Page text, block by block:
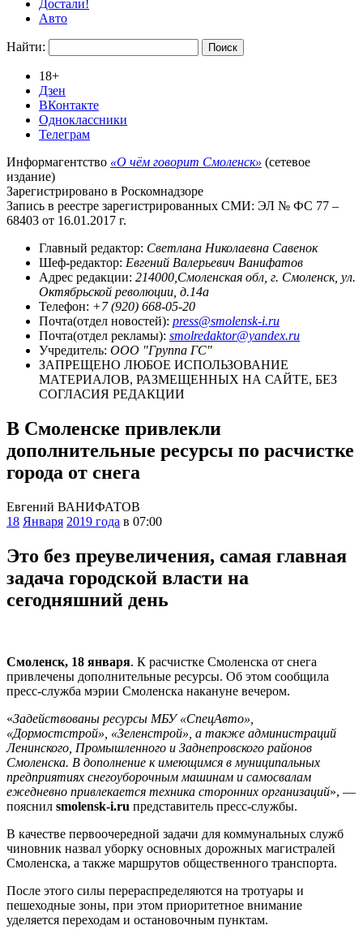
Достали!
Авто
Найти:
18+
Дзен
ВКонтакте
Одноклассники
Телеграм
Информагентство «О чём говорит Смоленск» (сетевое
издание)
Зарегистрировано в Роскомнадзоре
Запись в реестре зарегистрированных СМИ: ЭЛ № ФС 77 –
68403 от 16.01.2017 г.
Главный редактор: Светлана Николаевна Савенок
Шеф-редактор: Евгений Валерьевич Ванифатов
Адрес редакции: 214000,Смоленская обл, г. Смоленск, ул.
Октябрьской революции, д.14а
Телефон: +7 (920) 668-05-20
Почта(отдел новостей): press@smolensk-i.ru
Почта(отдел рекламы): smolredaktor@yandex.ru
Учредитель: ООО "Группа ГС"
ЗАПРЕЩЕНО ЛЮБОЕ ИСПОЛЬЗОВАНИЕ
МАТЕРИАЛОВ, РАЗМЕЩЕННЫХ НА САЙТЕ, БЕЗ
СОГЛАСИЯ РЕДАКЦИИ
В Смоленске привлекли
дополнительные ресурсы по расчистке
города от снега
Евгений ВАНИФАТОВ
18 Января 2019 года в 07:00
Это без преувеличения, самая главная
задача городской власти на
сегодняшний день
Смоленск, 18 января. К расчистке Смоленска от снега
привлечены дополнительные ресурсы. Об этом сообщила
пресс-служба мэрии Смоленска накануне вечером.
«Задействованы ресурсы МБУ «СпецАвто»,
«Дормостстрой», «Зеленстрой», а также администраций
Ленинского, Промышленного и Заднепровского районов
Смоленска. В дополнение к имеющимся в муниципальных
предприятиях снегоуборочным машинам и самосвалам
ежедневно привлекается техника сторонних организаций», —
пояснил smolensk-i.ru представитель пресс-службы.
В качестве первоочередной задачи для коммунальных служб
чиновник назвал уборку основных дорожных магистралей
Смоленска, а также маршрутов общественного транспорта.
После этого силы перераспределяются на тротуары и
пешеходные зоны, при этом приоритетное внимание
уделяется переходам и остановочным пунктам.